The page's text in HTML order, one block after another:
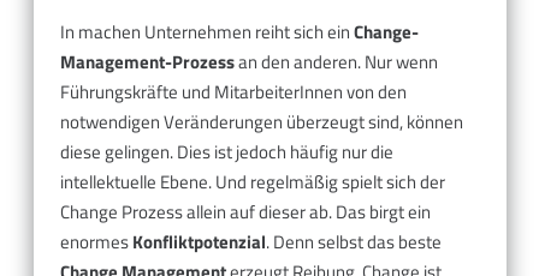
In machen Unternehmen reiht sich einChange-
Management-Prozessan den anderen. Nur wenn
Führungskräfte und MitarbeiterInnen von den
notwendigen Veränderungen überzeugt sind, können
diese gelingen. Dies ist jedoch häufig nur die
intellektuelle Ebene. Und regelmäßig spielt sich der
Change Prozess allein auf dieser ab. Das birgt ein
enormesKonfliktpotenzial. Denn selbst das beste